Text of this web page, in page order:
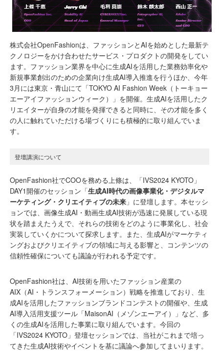
株式会社OpenFashionは、ファッションとAIを始めとした最新テ
クノロジーをかけ合わせたサービス・プロダクトの開発をしてい
ます。ファッション業界を中心に生成AIを活用した業務効率化や
新規事業創出のための企業向け生成AI導入推進を行うほか、今年
3月には東京・青山にて「TOKYO AI Fashion Week（トーキョー
エーアイファッションウィーク）」を開催。生成AIを活用したク
リエイターが自身の才能を発揮できると同時に、その才能を多く
の人に触れていただける場づくりにも積極的に取り組んでいま
す。
登壇講演について
OpenFashion社でCOOを務める上條は、「IVS2024 KYOTO」
DAY1開催のセッション「生成AI時代の画像事業化・デジタルマ
ーケティング・クリエイティブの未来 」に登壇します。本セッシ
ョンでは、画像生成AI・動画生成AI技術が迅速に発展している現
状を踏まえたうえで、それらの技術をどのように事業化し、社会
実装していくかについて探求します。また、生成AIがマーケティ
ングおよびクリエイティブの領域に与える影響と、コンテンツの
信頼性確保についても議論が行われる予定です。
OpenFashion社は、AI技術を用いたファッション産業の
AIX（AI・トランスフォーメーション）戦略を推進しており、生
成AIを活用したファッションブランドコンテストの開催や、生成
AI導入活用支援ツール「MaisonAI（メゾンエーアイ）」など、多
くの生成AIを活用した事業に取り組んでいます。今回の
「IVS2024 KYOTO」登壇セッションでは、当社がこれまで培っ
てきた生成AI技術やイベントを基に議論へ参加してまいります。